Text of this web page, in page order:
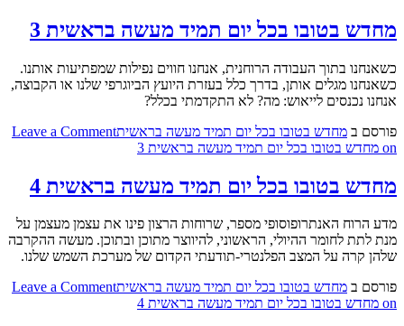
מחדש בטובו בכל יום תמיד מעשה בראשית 3
כשאנחנו בתוך העבודה הרוחנית, אנחנו חווים נפילות שמפתיעות אותנו.
כשאנחנו מגלים אותן, בדרך כלל בעזרת היועץ הביוגרפי שלנו או הקבוצה,
אנחנו נכנסים לייאוש: מה? לא התקדמתי בכלל?
פורסם ב מחדש בטובו בכל יום תמיד מעשה בראשיתLeave a Comment
on מחדש בטובו בכל יום תמיד מעשה בראשית 3
מחדש בטובו בכל יום תמיד מעשה בראשית 4
מדע הרוח האנתרופוסופי מספר, שרוחות הרצון פינו את עצמן מעצמן על
מנת לתת לחומר ההיולי, הראשוני, להיווצר מתוכן ובתוכן. מעשה ההקרבה
שלהן קרה על המצב הפלנטרי-תודעתי הקדום של מערכת השמש שלנו.
פורסם ב מחדש בטובו בכל יום תמיד מעשה בראשיתLeave a Comment
on מחדש בטובו בכל יום תמיד מעשה בראשית 4